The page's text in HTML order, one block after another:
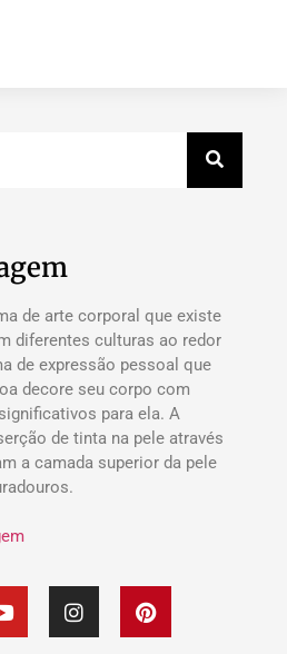
de arte corporal que existe
diferentes culturas ao redor
de expressão pessoal que
decore seu corpo com
significativos para ela. A
de tinta na pele através
a camada superior da pele